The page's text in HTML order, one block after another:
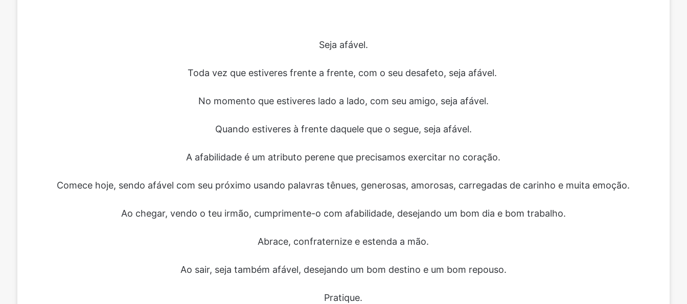
Seja afável.
Toda vez que estiveres frente a frente, com o seu desafeto, seja afável.
No momento que estiveres lado a lado, com seu amigo, seja afável.
Quando estiveres à frente daquele que o segue, seja afável.
A afabilidade é um atributo perene que precisamos exercitar no coração.
Comece hoje, sendo afável com seu próximo usando palavras tênues, generosas, amorosas, carregadas de carinho e muita emoção.
Ao chegar, vendo o teu irmão, cumprimente-o com afabilidade, desejando um bom dia e bom trabalho.
Abrace, confraternize e estenda a mão.
Ao sair, seja também afável, desejando um bom destino e um bom repouso.
Pratique.